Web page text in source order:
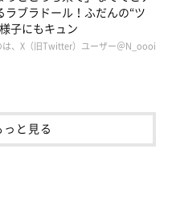
ラブラドール！ふだんの“ツ
子にもキュン
は、X（旧Twitter）ユーザー＠N_oooi
と見る